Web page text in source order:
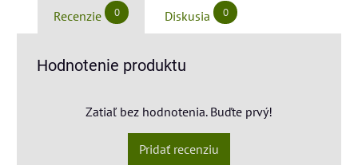
Recenzie 0 Diskusia 0
Hodnotenie produktu
Zatiaľ bez hodnotenia. Buďte prvý!
Pridať recenziu